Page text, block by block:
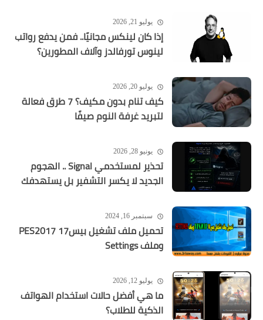
يوليو 21, 2026
إذا كان لينكس مجانيًا.. فمن يدفع رواتب
لينوس تورفالدز وآلاف المطورين؟
يوليو 20, 2026
كيف تنام بدون مكيف؟ 7 طرق فعالة
لتبريد غرفة النوم صيفًا
يونيو 28, 2026
تحذير لمستخدمي Signal .. الهجوم
الجديد لا يكسر التشفير بل يستهدفك
سبتمبر 16, 2024
تحميل ملف تشغيل بيس17 PES2017
وملف Settings
يوليو 12, 2026
ما هي أفضل حالات استخدام الهواتف
الذكية للطلاب؟